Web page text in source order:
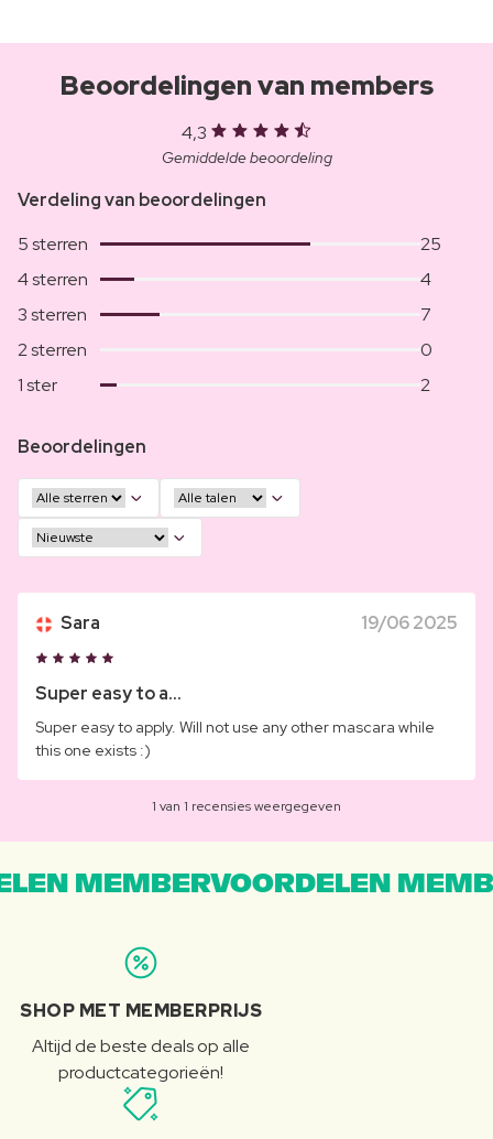
Beoordelingen van members
4,3
Gemiddelde beoordeling
Verdeling van beoordelingen
5 sterren
25
4 sterren
4
3 sterren
7
2 sterren
0
1 ster
2
Beoordelingen
Sara 19/06 2025
Super easy to a...
Super easy to apply. Will not use any other mascara while
this one exists :)
1 van 1 recensies weergegeven
MEMBERVOORDELEN
SHOP MET MEMBERPRIJS
Altijd de beste deals op alle
productcategorieën!